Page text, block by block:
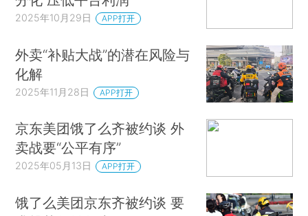
2025年10月29日 APP打开
外卖“补贴大战”的潜在风险与
化解
2025年11月28日 APP打开
京东美团饿了么齐被约谈 外
卖战要“公平有序”
2025年05月13日 APP打开
饿了么美团京东齐被约谈 要